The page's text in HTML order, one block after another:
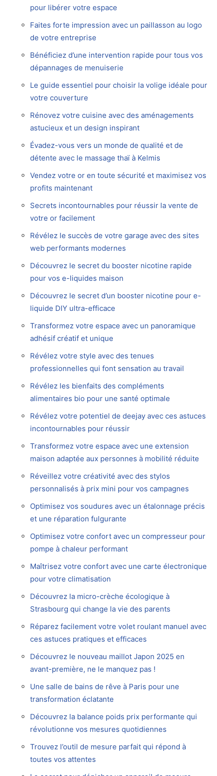
pour libérer votre espace
Faites forte impression avec un paillasson au logo
de votre entreprise
Bénéficiez d’une intervention rapide pour tous vos
dépannages de menuiserie
Le guide essentiel pour choisir la volige idéale pour
votre couverture
Rénovez votre cuisine avec des aménagements
astucieux et un design inspirant
Évadez-vous vers un monde de qualité et de
détente avec le massage thaï à Kelmis
Vendez votre or en toute sécurité et maximisez vos
profits maintenant
Secrets incontournables pour réussir la vente de
votre or facilement
Révélez le succès de votre garage avec des sites
web performants modernes
Découvrez le secret du booster nicotine rapide
pour vos e-liquides maison
Découvrez le secret d’un booster nicotine pour e-
liquide DIY ultra-efficace
Transformez votre espace avec un panoramique
adhésif créatif et unique
Révélez votre style avec des tenues
professionnelles qui font sensation au travail
Révélez les bienfaits des compléments
alimentaires bio pour une santé optimale
Révélez votre potentiel de deejay avec ces astuces
incontournables pour réussir
Transformez votre espace avec une extension
maison adaptée aux personnes à mobilité réduite
Réveillez votre créativité avec des stylos
personnalisés à prix mini pour vos campagnes
Optimisez vos soudures avec un étalonnage précis
et une réparation fulgurante
Optimisez votre confort avec un compresseur pour
pompe à chaleur performant
Maîtrisez votre confort avec une carte électronique
pour votre climatisation
Découvrez la micro-crèche écologique à
Strasbourg qui change la vie des parents
Réparez facilement votre volet roulant manuel avec
ces astuces pratiques et efficaces
Découvrez le nouveau maillot Japon 2025 en
avant-première, ne le manquez pas !
Une salle de bains de rêve à Paris pour une
transformation éclatante
Découvrez la balance poids prix performante qui
révolutionne vos mesures quotidiennes
Trouvez l’outil de mesure parfait qui répond à
toutes vos attentes